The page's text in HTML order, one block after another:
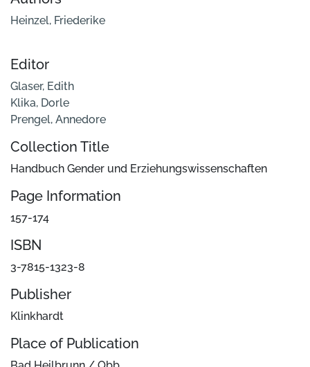
Heinzel, Friederike
Editor
Glaser, Edith
Klika, Dorle
Prengel, Annedore
Collection Title
Handbuch Gender und Erziehungswissenschaften
Page Information
157-174
ISBN
3-7815-1323-8
Publisher
Klinkhardt
Place of Publication